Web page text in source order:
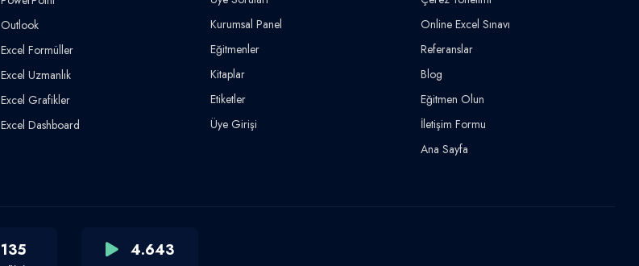
Outlook
Excel Formüller
Excel Uzmanlık
Excel Grafikler
Excel Dashboard
Kurumsal Panel
Eğitmenler
Kitaplar
Etiketler
Üye Girişi
Online Excel Sınavı
Referanslar
Blog
Eğitmen Olun
İletişim Formu
Ana Sayfa
135 4.643